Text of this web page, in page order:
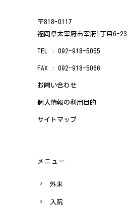
〒818-0117
福岡県太宰府市宰府1丁目6-23
TEL : 092-918-5055
FAX : 092-918-5066
お問い合わせ
個人情報の利用目的
サイトマップ
メニュー
外来
入院